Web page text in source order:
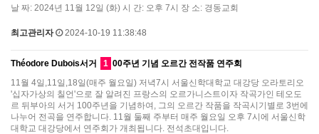
날 짜: 2024년 11월 12일 (화) 시 간: 오후 7시 장 소: 경동교회
최고관리자 2024-10-19 11:38:48
Théodore Dubois서거 1 00주년 기념 오르간 전작품 연주회
11월 4일,11일,18일(매주 월요일) 저녁7시 서울신학대학교 대강당 오라토리오
'십자가상의 칠언'으로 잘 알려진 프랑스의 오르가니스트이자 작곡가인 테오도
르 뒤부아의 서거 100주년을 기념하여, 그의 오르간 작품을 작곡시기별로 3번에
나누어 전곡을 연주합니다. 11월 둘째 주부터 매주 월요일 오후 7시에 서울신학
대학교 대강당에서 연주회가 개최됩니다. 전석초대입니다.